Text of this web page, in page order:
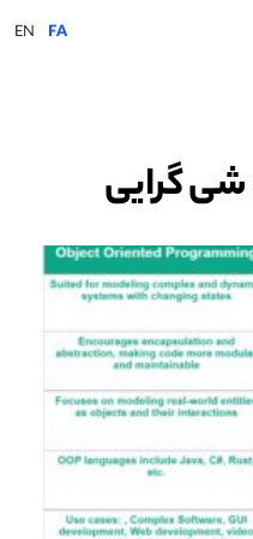
EN FA
شی گرایی